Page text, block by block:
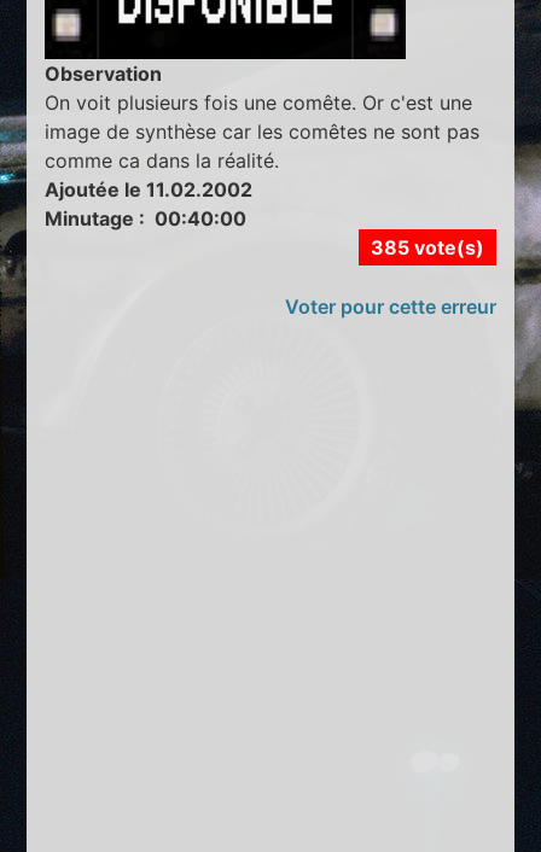
Observation
On voit plusieurs fois une comête. Or c'est une
image de synthèse car les comêtes ne sont pas
comme ca dans la réalité.
Ajoutée le 11.02.2002
Minutage : 00:40:00
385 vote(s)
Voter pour cette erreur